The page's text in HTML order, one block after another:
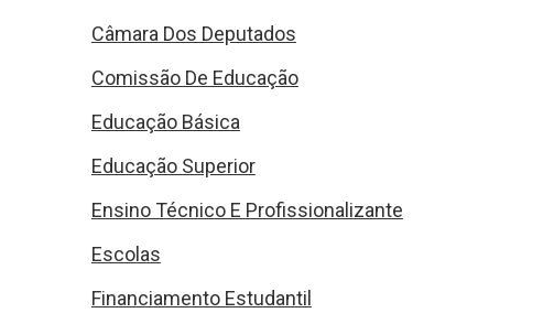
Câmara Dos Deputados
Comissão De Educação
Educação Básica
Educação Superior
Ensino Técnico E Profissionalizante
Escolas
Financiamento Estudantil